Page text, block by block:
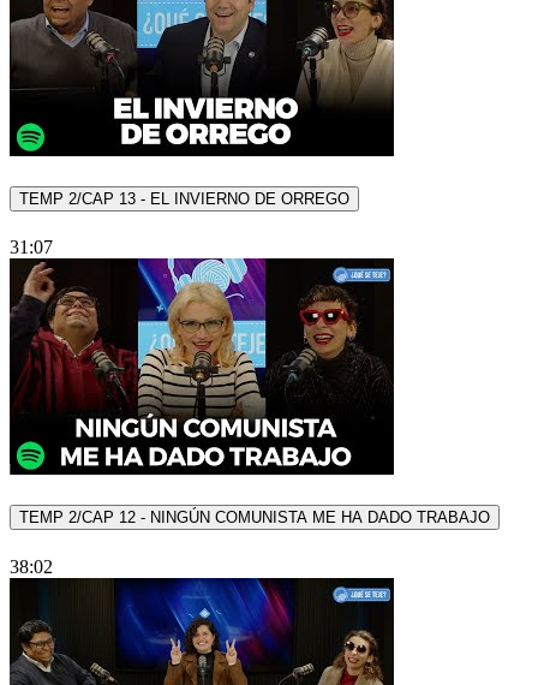
TEMP 2/CAP 13 - EL INVIERNO DE ORREGO
31:07
TEMP 2/CAP 12 - NINGÚN COMUNISTA ME HA DADO TRABAJO
38:02